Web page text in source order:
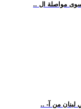
سوى مواصلة ال
لبنان من آ